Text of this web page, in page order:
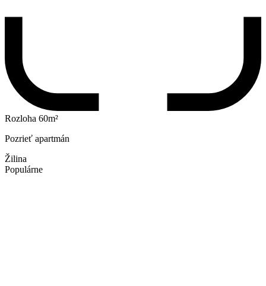
Rozloha 60m²
Pozrieť apartmán
Žilina
Populárne